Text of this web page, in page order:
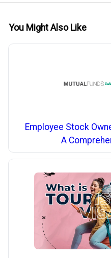
You Might Also Like
Employee Stock
A